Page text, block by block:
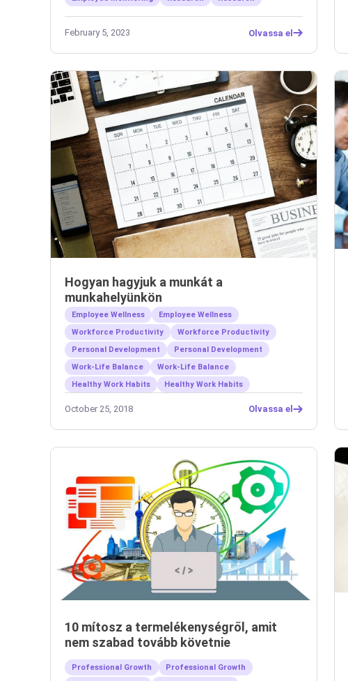
February 5, 2023 Olvassa el
Hogyan hagyjuk a munkát a
munkahelyünkön
Employee Wellness
Employee Wellness
Workforce Productivity
Workforce Productivity
Personal Development
Personal Development
Work-Life Balance
Work-Life Balance
Healthy Work Habits
Healthy Work Habits
October 25, 2018 Olvassa el
10 mítosz a termelékenységről, amit
nem szabad tovább követnie
Professional Growth
Professional Growth